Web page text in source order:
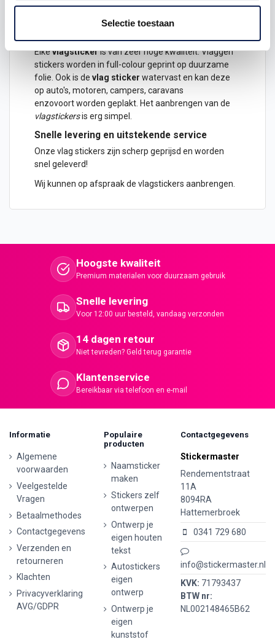
Selectie toestaan
Elkevlagstickeris van zeer hoge kwaliteit.Vlaggen
stickers worden in full-colour geprint op duurzame
folie. Ook is de vlag sticker watervast en kan deze
op auto's, motoren, campers, caravans
enzovoort worden geplakt. Het aanbrengen van de
vlagstickersis erg simpel.
Snelle levering en uitstekende service
Onze vlag stickers zijn scherp geprijsd en worden
snel geleverd!
Wij kunnen op afspraak de vlagstickers aanbrengen.
Hoogste kwaliteit
Premium materialen voor duurzaam gebruik
Snelle levering
Voor 12:00 uur besteld, vandaag verzonden
14 dagen retour
Niet tevreden? Geld terug garantie
Klantenservice
Bereikbaar via telefoon en e-mail
Informatie
Algemene
voorwaarden
Veelgestelde
Vragen
Betaalmethodes
Contactgegevens
Verzenden en
retourneren
Klachten
Privacyverklaring
AVG/GDPR
Populaire
producten
Naamsticker
maken
Stickers zelf
ontwerpen
Ontwerp je
eigen houten
tekst
Autostickers
eigen
ontwerp
Ontwerp je
eigen
kunststof
Contactgegevens
Stickermaster
Rendementstraat
11A
8094RA
Hattemerbroek
0341 729 680
info@stickermaster.nl
KVK: 71793437
BTW nr:
NL002148465B62